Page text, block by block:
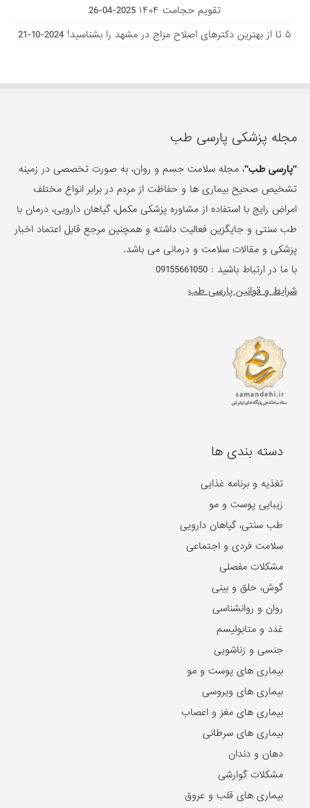
تقویم حجامت ۱۴۰۴
2025-04-26
۵ تا از بهترین دکتر‌های اصلاح مزاج در مشهد را بشناسید!
2024-10-21
مجله پزشکی پارسی طب
"پارسی طب"، مجله سلامت جسم و روان، به صورت تخصصی در زمینه
تشخیص صحیح بیماری ها و حفاظت از مردم در برابر انواع مختلف
امراض رایج با استفاده از مشاوره پزشکی مکمل، گیاهان دارویی، درمان با
طب سنتی و جایگزین فعالیت داشته و همچنین مرجع قابل اعتماد اخبار
پزشکی و مقالات سلامت و درمانی می باشد.
با ما در ارتباط باشید :09155661050
شرایط و قوانین پارسی طب
دسته بندی ها
تغذیه و برنامه غذایی
زیبایی پوست و مو
طب سنتی، گیاهان دارویی
سلامت فردی و اجتماعی
مشکلات مفصلی
گوش، حلق و بینی
روان و روانشناسی
غدد و متابولیسم
جنسی و زناشویی
بیماری های پوست و مو
بیماری های ویروسی
بیماری های مغز و اعصاب
بیماری های سرطانی
دهان و دندان
مشکلات گوارشی
بیماری های قلب و عروق